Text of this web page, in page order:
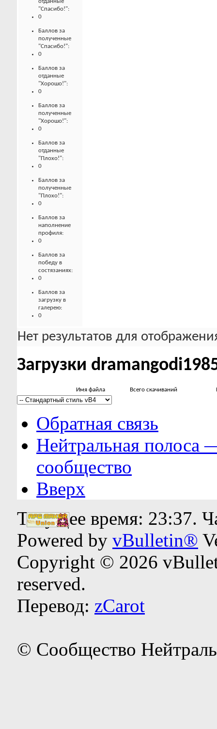
"Спасибо!":
0
Баллов за
полученные
"Спасибо!":
0
Баллов за
отданные
"Хорошо!":
0
Баллов за
полученные
"Хорошо!":
0
Баллов за
отданные
"Плохо!":
0
Баллов за
полученные
"Плохо!":
0
Баллов за
наполнение
профиля:
0
Баллов за
победу в
состязаниях:
0
Баллов за
загрузку в
галерею:
0
Нет результатов для
Загрузки
Имя файла Всего скачиваний
Обратная связь
Нейтральная полоса
сообщество
Вверх
Текущее время: 23:37.
Powered by vBulletin®
Copyright © 2026
reserved.
Перевод: zCarot
© Сообщество